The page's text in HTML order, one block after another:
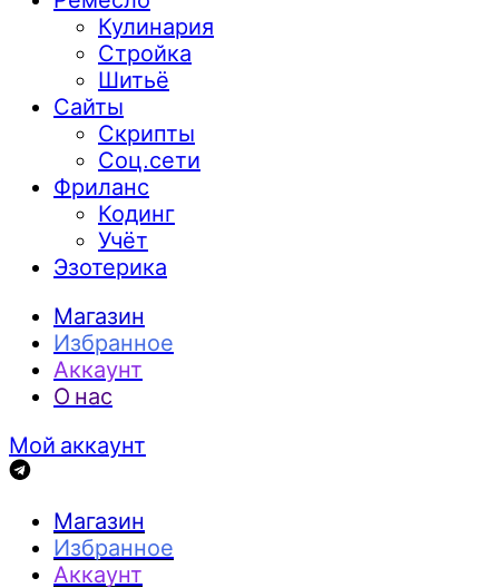
Кулинария
Стройка
Шитьё
Сайты
Скрипты
Соц.сети
Фриланс
Кодинг
Учёт
Эзотерика
Магазин
Избранное
Аккаунт
О нас
Мой аккаунт
Магазин
Избранное
Аккаунт